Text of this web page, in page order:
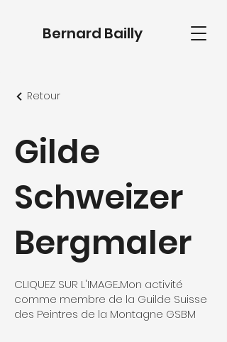
Bernard Bailly
Retour
Gilde
Schweizer
Bergmaler
CLIQUEZ SUR L'IMAGE...Mon activité
comme membre de la Guilde Suisse
des Peintres de la Montagne GSBM